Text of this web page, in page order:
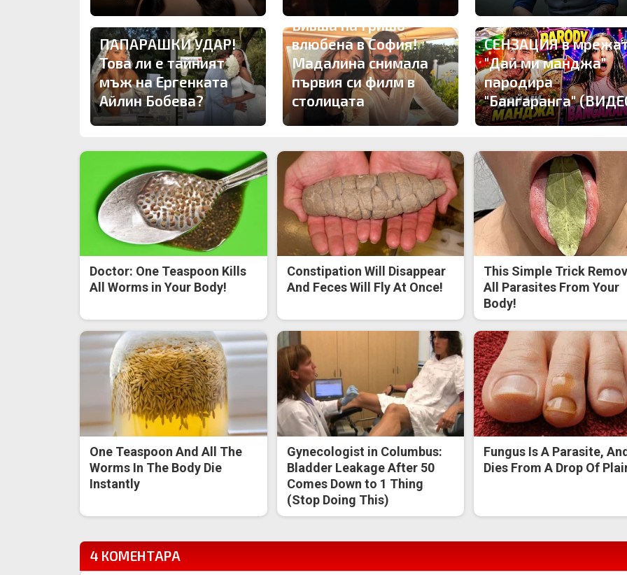
ПАПАРАШКИ УДАР!
Това ли е тайният
мъж на Ергенката
Айлин Бобева?
Бивша на Гришо
влюбена в София!
Мадалина снимала
първия си филм в
столицата
СЕНЗАЦИЯ в
"Дай ми манджа"
пародира
"Бангаранга"
Doctor: One Teaspoon Kills
All Worms in Your Body!
Constipation Will Disappear
And Feces Will Fly At Once!
This Simple Trick
All Parasites From Your
Body!
One Teaspoon And All The
Worms In The Body Die
Instantly
Gynecologist in Columbus:
Bladder Leakage After 50
Comes Down to 1 Thing
(Stop Doing This)
Fungus Is A Parasite,
Dies From A Drop Of
4 КОМЕНТАРА